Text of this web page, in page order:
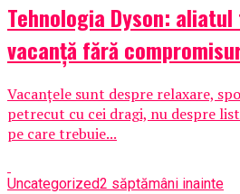
Tehnologia Dyson:
vacanță fără
Vacanțele sunt despre relaxare,
petrecut cu cei dragi, nu despre
pe care trebuie...
Uncategorized2 săptămâni inainte